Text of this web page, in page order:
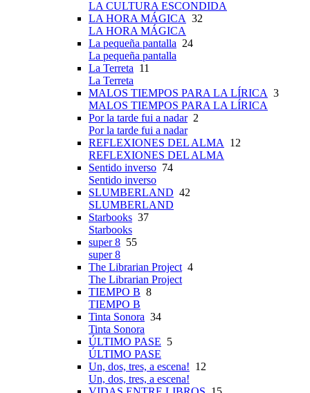
LA CULTURA ESCONDIDA
LA HORA MÁGICA 32
LA HORA MÁGICA
La pequeña pantalla 24
La pequeña pantalla
La Terreta 11
La Terreta
MALOS TIEMPOS PARA LA LÍRICA 3
MALOS TIEMPOS PARA LA LÍRICA
Por la tarde fui a nadar2
Por la tarde fui a nadar
REFLEXIONES DEL ALMA
12
REFLEXIONES DEL ALMA
Sentido inverso 74
Sentido inverso
SLUMBERLAND 42
SLUMBERLAND
Starbooks 37
Starbooks
super 8 55
super 8
The Librarian Project 4
The Librarian Project
TIEMPO B 8
TIEMPO B
Tinta Sonora 34
Tinta Sonora
ÚLTIMO PASE 5
ÚLTIMO PASE
Un, dos, tres, a escena! 12
Un, dos, tres, a escena!